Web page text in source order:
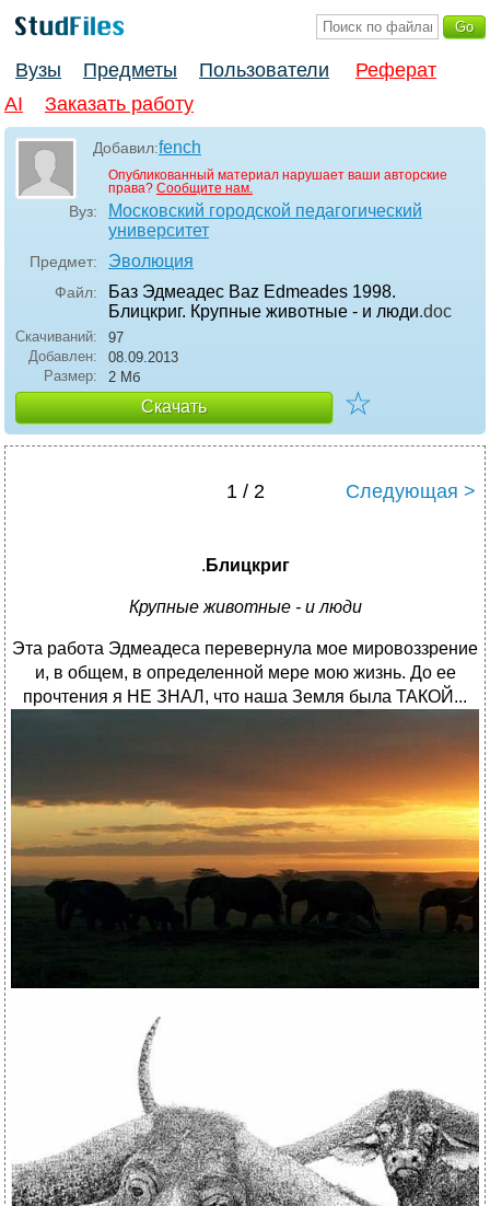
Вузы Предметы Пользователи
Реферат
AI
Заказать работу
Добавил:fench
Опубликованный материал нарушает ваши авторские
права? Сообщите нам.
Вуз:
Московский городской педагогический
университет
Предмет: Эволюция
Файл:
Баз Эдмеадес Baz Edmeades 1998.
Блицкриг. Крупные животные - и люди.doc
Скачиваний:
97
Добавлен:
08.09.2013
Размер:
2 Мб
Скачать ☆
1 / 2 Следующая >
. Блицкриг
Крупные животные - и люди
Эта работа Эдмеадеса перевернула мое мировоззрение
и, в общем, в определенной мере мою жизнь. До ее
прочтения я НЕ ЗНАЛ, что наша Земля была ТАКОЙ...